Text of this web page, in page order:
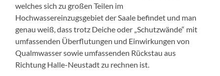
welches sich zu großen Teilen im
Hochwassereinzugsgebiet der Saale befindet und man
genau weiß, dass trotz Deiche oder „Schutzwände“ mit
umfassenden Überflutungen und Einwirkungen von
Qualmwasser sowie umfassenden Rückstau aus
Richtung Halle-Neustadt zu rechnen ist.